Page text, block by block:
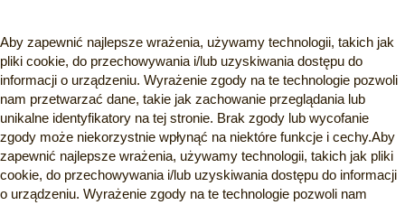
Aby zapewnić najlepsze wrażenia, używamy technologii, takich jak
pliki cookie, do przechowywania i/lub uzyskiwania dostępu do
informacji o urządzeniu. Wyrażenie zgody na te technologie pozwoli
nam przetwarzać dane, takie jak zachowanie przeglądania lub
unikalne identyfikatory na tej stronie. Brak zgody lub wycofanie
zgody może niekorzystnie wpłynąć na niektóre funkcje i cechy.Aby
zapewnić najlepsze wrażenia, używamy technologii, takich jak pliki
cookie, do przechowywania i/lub uzyskiwania dostępu do informacji
o urządzeniu. Wyrażenie zgody na te technologie pozwoli nam